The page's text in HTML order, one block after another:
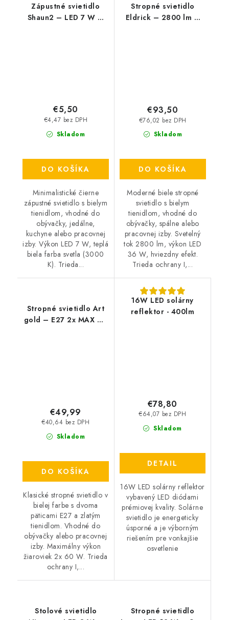
Zápustné svietidlo
Shaun2 – LED 7 W –
Skladom
€4,47 bez DPH
€5,50
DO KOŠÍKA
Minimalistické čierne
zápustné svietidlo s bielym
tienidlom, vhodné do
obývačky, jedálne,
kuchyne alebo pracovnej
izby. Výkon LED 7 W, teplá
biela farba svetla (3000
K). Trieda...
Stropné svietidlo
Eldrick – 2800 lm –
Skladom
€76,02 bez DPH
€93,50
DO KOŠÍKA
Moderné biele stropné
svietidlo s bielym
tienidlom, vhodné do
obývačky, spálne alebo
pracovnej izby. Svetelný
tok 2800 lm, výkon LED
36 W, hviezdny efekt.
Trieda ochrany I,...
Stropné svietidlo Art
gold – E27 2x MAX 60
Skladom
€40,64 bez DPH
€49,99
DO KOŠÍKA
Klasické stropné svietidlo v
bielej farbe s dvoma
päticami E27 a zlatým
tienidlom. Vhodné do
obývačky alebo pracovnej
izby. Maximálny výkon
žiaroviek 2x 60 W. Trieda
ochrany I,...
16W LED solárny
reflektor - 400lm
Skladom
€64,07 bez DPH
€78,80
DETAIL
16W LED solárny reflektor
vybavený LED diódami
prémiovej kvality. Solárne
svietidlo je energeticky
úsporné a je výborným
riešením pre vonkajšie
osvetlenie
Stolové svietidlo
Stropné svietidlo